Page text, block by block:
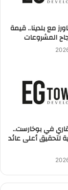
.
مع بلدينا.. قيمة
المشروعات
في بوخارست..
لتحقيق أعلى عائد